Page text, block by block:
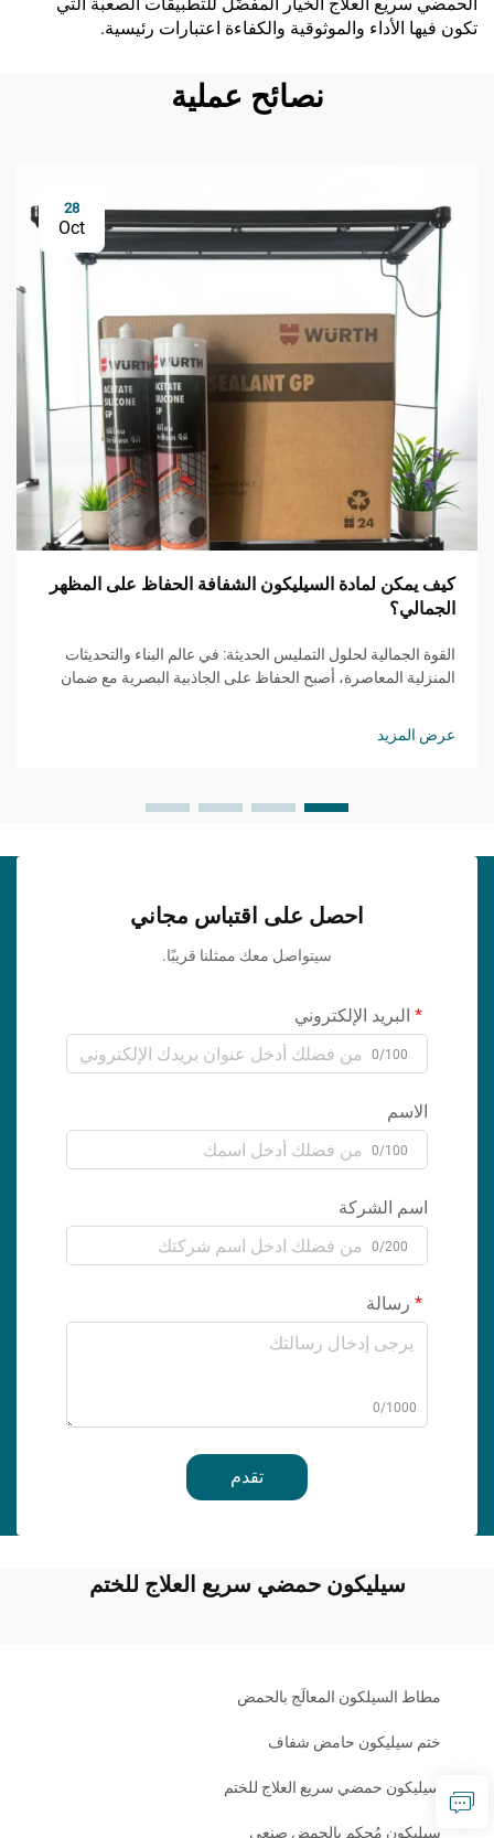
تكون فيها الأداء والموثوقية والكفاءة اعتبارات رئيسية.
نصائح عملية
28
Oct
كيف يمكن لمادة السيليكون الشفافة الحفاظ على المظهر
الجمالي؟
القوة الجمالية لحلول التمليس الحديثة: في عالم البناء والتحديثات
المنزلية المعاصرة، أصبح الحفاظ على الجاذبية البصرية مع ضمان
عرض المزيد
احصل على اقتباس مجاني
سيتواصل معك ممثلنا قريبًا.
البريد الإلكتروني
0/100
الاسم
0/100
اسم الشركة
0/200
رسالة
0/1000
تقدم
سيليكون حمضي سريع العلاج للختم
مطاط السيلكون المعالَج بالحمض
ختم سيليكون حامض شفاف
سيليكون حمضي سريع العلاج للختم
سيليكون مُحكم بالحمض صنعي